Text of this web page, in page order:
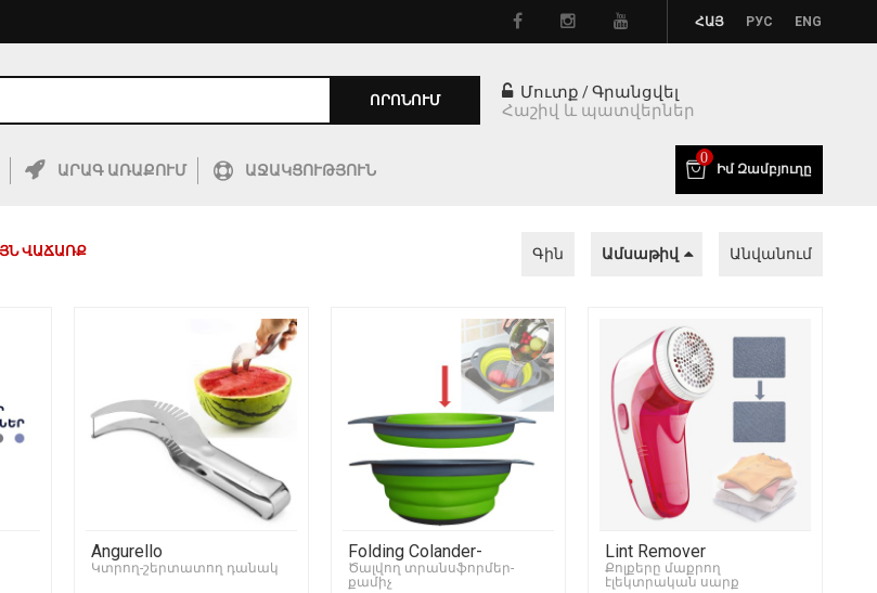
ՀԱՅ РУС ENG
ՈՐՈՆՈՒՄ
ԱՐԱԳ ԱՌԱՔՈՒՄ ԱՋԱԿՑՈՒԹՅՈՒՆ
Մուտք /Գրանցվել
Հաշիվ և պատվերներ
0
Իմ Զամբյուղը
ՎԱՃԱՌՔ Անվանում
Գին Ամսաթիվ
Angurello
Կտրող-շերտատող դանակ
Folding Colander-
Transformer
Ծալվող տրանսֆորմեր-
քամիչ
Lint Remover
Քոլքերը մաքրող
էլեկտրական սարք